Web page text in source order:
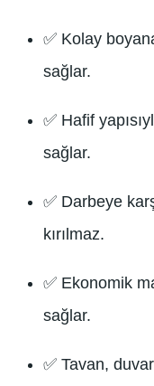
✅ Kolay
sağlar.
✅ Hafif
sağlar.
✅ Darbeye
kırılmaz.
✅ Ekonomik
sağlar.
✅ Tavan,